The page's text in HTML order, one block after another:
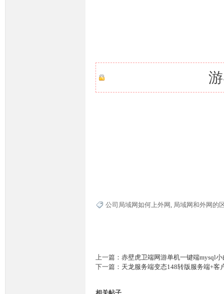
公司局域网如何上外网, 局域网和外网的
上一篇： 赤壁虎卫端网游单机一键端mysql
下一篇： 天龙服务端变态148转版服务端+客